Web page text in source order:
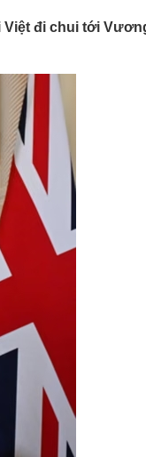
đi chui tới